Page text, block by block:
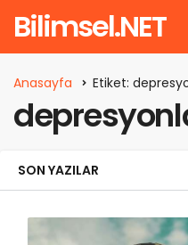
Bilimsel.NET
Anasayfa Etiket:
SON YAZILAR